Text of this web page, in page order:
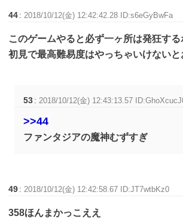
44 : 2018/10/12(金) 12:42:42.28 ID:s6eGyBwFa
このゲームやると必ず一ヶ所は発狂す
初見で最高難易度はやっちゃいけないと
53 : 2018/10/12(金) 12:43:13.57
>>44
ファンタジアの魔神むずすぎ
49 : 2018/10/12(金) 12:42:58.67 ID:JT7wtbKz0
358ほんまかっこええ